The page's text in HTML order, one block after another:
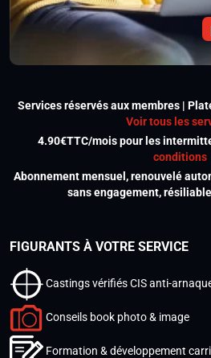
Services réservés aux membres |
Voir tous les
4.90€TTC/mois pour les
conditions
Abonnement mensuel, renouvelé
sans engagement,
FIGURANTS À VOTRE SERVICE
Castings vérifiés CIS anti-
Conseils book photo & image
Formation & développement